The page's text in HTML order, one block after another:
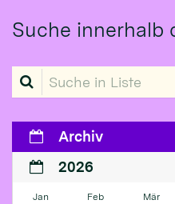
Suche innerhalb
Suche in Liste
Archiv
2026
Jan Feb Mär